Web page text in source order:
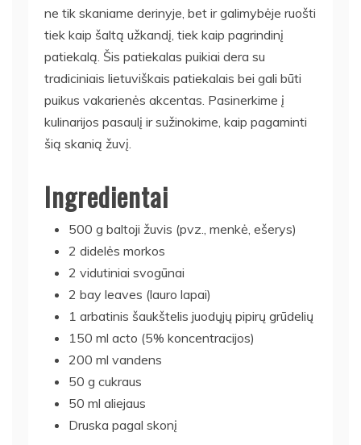
ne tik skaniame derinyje, bet ir galimybėje ruošti
tiek kaip šaltą užkandį, tiek kaip pagrindinį
patiekalą. Šis patiekalas puikiai dera su
tradiciniais lietuviškais patiekalais bei gali būti
puikus vakarienės akcentas. Pasinerkime į
kulinarijos pasaulį ir sužinokime, kaip pagaminti
šią skanią žuvį.
Ingredientai
500 g baltoji žuvis (pvz., menkė, ešerys)
2 didelės morkos
2 vidutiniai svogūnai
2 bay leaves (lauro lapai)
1 arbatinis šaukštelis juodųjų pipirų grūdelių
150 ml acto (5% koncentracijos)
200 ml vandens
50 g cukraus
50 ml aliejaus
Druska pagal skonį